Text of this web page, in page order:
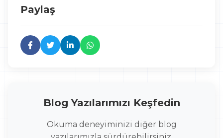
Paylaş
Blog Yazılarımızı Keşfedin
Okuma deneyiminizi diğer blog